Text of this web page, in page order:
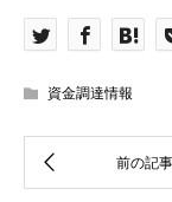
資金調達情報